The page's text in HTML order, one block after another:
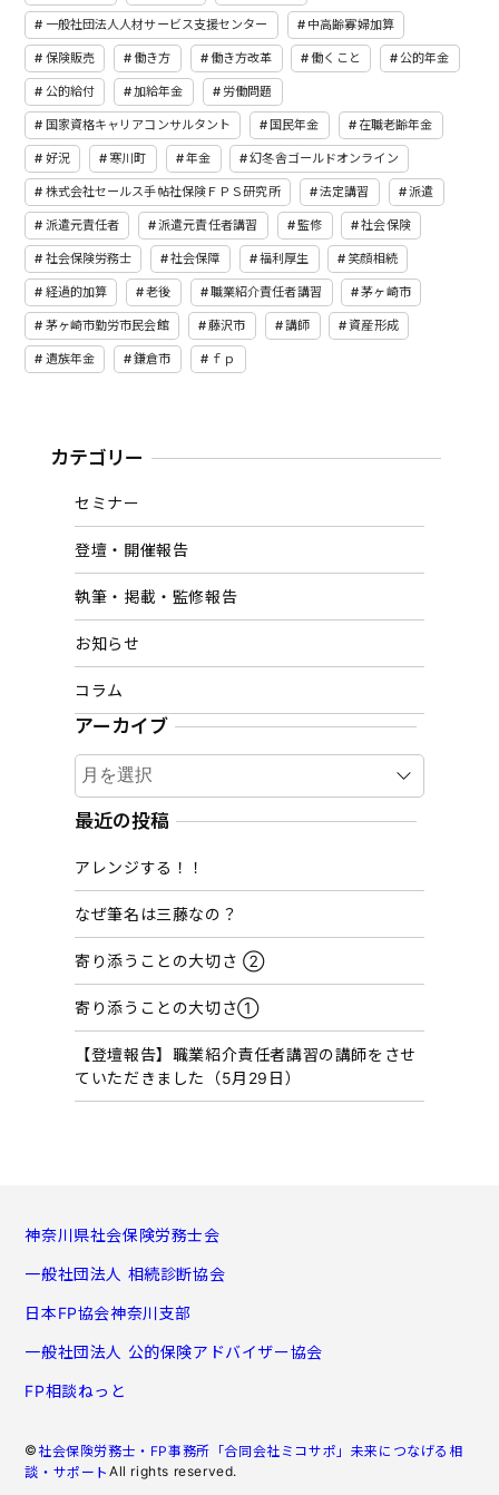
一般社団法人人材サービス支援センター 中高齢寡婦加算
保険販売 働き方 働き方改革 働くこと 公的年金
公的給付 加給年金 労働問題
国家資格キャリアコンサルタント 国民年金 在職老齢年金
好況 寒川町 年金 幻冬舎ゴールドオンライン
株式会社セールス手帖社保険ＦＰＳ研究所 法定講習 派遣
派遣元責任者 派遣元責任者講習 監修 社会保険
社会保険労務士 社会保障 福利厚生 笑顔相続
経過的加算 老後 職業紹介責任者講習 茅ヶ崎市
茅ヶ崎市勤労市民会館 藤沢市 講師 資産形成
遺族年金 鎌倉市 ｆｐ
カテゴリー
セミナー
登壇・開催報告
執筆・掲載・監修報告
お知らせ
コラム
アーカイブ
ア
ー
カ
ブ
最近の投稿
アレンジする！！
なぜ筆名は三藤なの？
寄り添うことの大切さ ②
寄り添うことの大切さ①
【登壇報告】職業紹介責任者講習の講師をさせ
ていただきました（5月29日）
神奈川県社会保険労務士会
一般社団法人 相続診断協会
日本FP協会神奈川支部
一般社団法人 公的保険アドバイザー協会
FP相談ねっと
© 社会保険労務士・FP事務所「合同会社ミコサポ」未来につなげる相
談・サポート All rights reserved.